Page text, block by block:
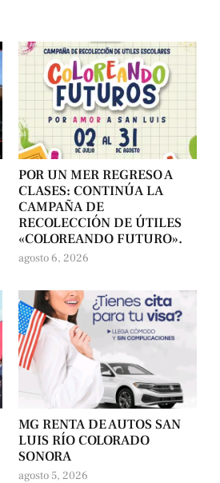
POR UN MER REGRESO A
CLASES: CONTINÚA LA
CAMPAÑA DE
RECOLECCIÓN DE ÚTILES
«COLOREANDO FUTURO».
agosto 6, 2026
MG RENTA DE AUTOS SAN
LUIS RÍO COLORADO
SONORA
agosto 5, 2026